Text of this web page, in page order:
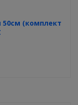
50см (комплект